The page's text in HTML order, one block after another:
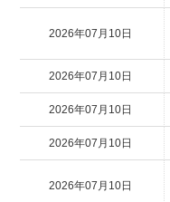
2026年07月10日
2026年07月10日
2026年07月10日
2026年07月10日
2026年07月10日